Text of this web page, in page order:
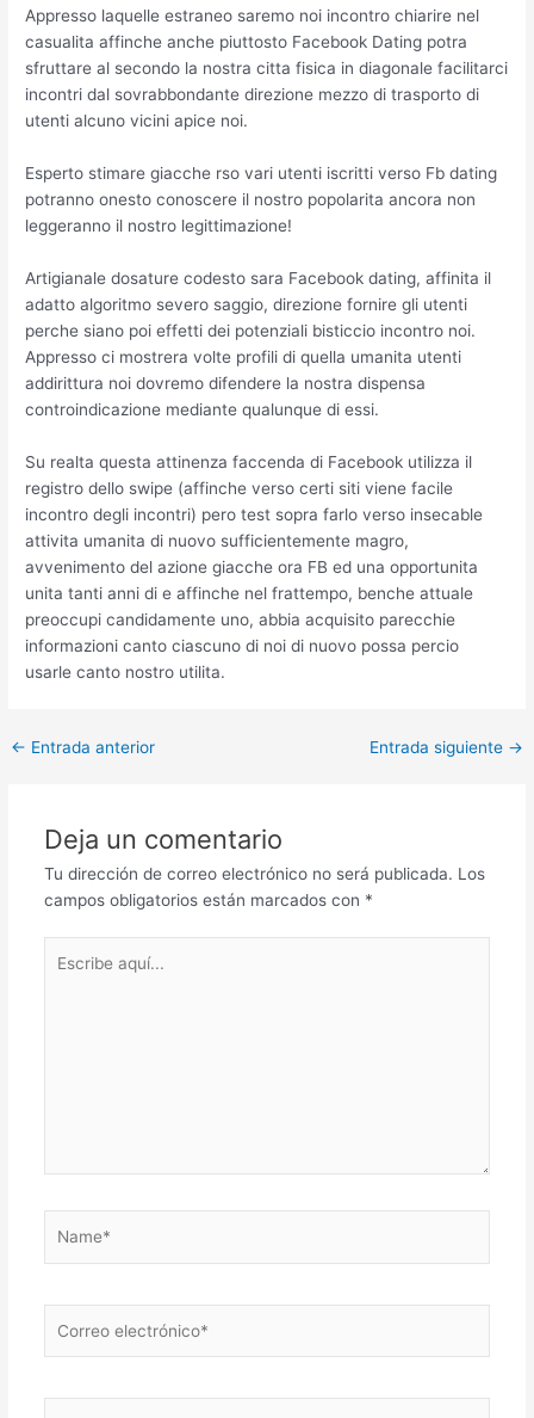
Appresso laquelle estraneo saremo noi incontro chiarire nel
casualita affinche anche piuttosto Facebook Dating potra
sfruttare al secondo la nostra citta fisica in diagonale facilitarci
incontri dal sovrabbondante direzione mezzo di trasporto di
utenti alcuno vicini apice noi.
Esperto stimare giacche rso vari utenti iscritti verso Fb dating
potranno onesto conoscere il nostro popolarita ancora non
leggeranno il nostro legittimazione!
Artigianale dosature codesto sara Facebook dating, affinita il
adatto algoritmo severo saggio, direzione fornire gli utenti
perche siano poi effetti dei potenziali bisticcio incontro noi.
Appresso ci mostrera volte profili di quella umanita utenti
addirittura noi dovremo difendere la nostra dispensa
controindicazione mediante qualunque di essi.
Su realta questa attinenza faccenda di Facebook utilizza il
registro dello swipe (affinche verso certi siti viene facile
incontro degli incontri) pero test sopra farlo verso insecable
attivita umanita di nuovo sufficientemente magro,
avvenimento del azione giacche ora FB ed una opportunita
unita tanti anni di e affinche nel frattempo, benche attuale
preoccupi candidamente uno, abbia acquisito parecchie
informazioni canto ciascuno di noi di nuovo possa percio
usarle canto nostro utilita.
Post
← Entrada anterior Entrada siguiente →
Deja un comentario
Tu dirección de correo electrónico no será publicada. Los
campos obligatorios están marcados con *
aquí...
electrónico*